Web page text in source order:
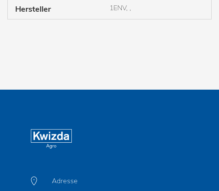
Hersteller 1ENV, ,
Adresse